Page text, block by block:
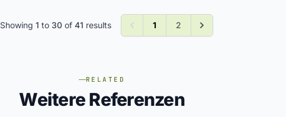
Showing 1 to 30 of 41 results 1 2
RELATED
Weitere Referenzen